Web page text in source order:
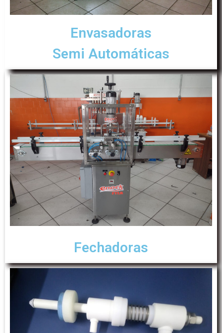
Envasadoras
Semi Automáticas
Fechadoras